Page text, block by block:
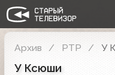
Архив РТР У
У Ксюши